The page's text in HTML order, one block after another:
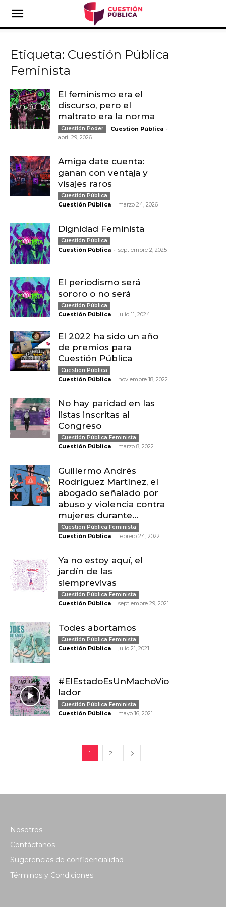
Etiqueta: Cuestión Pública
Feminista
El feminismo era el
discurso, pero el
maltrato era la norma
Cuestión Poder Cuestión Pública -
abril 29, 2026
Amiga date cuenta:
ganan con ventaja y
visajes raros
Cuestión Pública
Cuestión Pública - marzo 24, 2026
Dignidad Feminista
Cuestión Pública
Cuestión Pública - septiembre 2, 2025
El periodismo será
sororo o no será
Cuestión Pública
Cuestión Pública - julio 11, 2024
El 2022 ha sido un año
de premios para
Cuestión Pública
Cuestión Pública
Cuestión Pública - noviembre 18, 2022
No hay paridad en las
listas inscritas al
Congreso
Cuestión Pública Feminista
Cuestión Pública - marzo 8, 2022
Guillermo Andrés
Rodríguez Martínez, el
abogado señalado por
abuso y violencia contra
mujeres durante...
Cuestión Pública Feminista
Cuestión Pública - febrero 24, 2022
Ya no estoy aquí, el
jardín de las
siemprevivas
Cuestión Pública Feminista
Cuestión Pública - septiembre 29, 2021
Todes abortamos
Cuestión Pública Feminista
Cuestión Pública - julio 21, 2021
#ElEstadoEsUnMachoVio
lador
Cuestión Pública Feminista
Cuestión Pública - mayo 16, 2021
1 2
Nosotros
Contáctanos
Sugerencias de confidencialidad
Términos y Condiciones